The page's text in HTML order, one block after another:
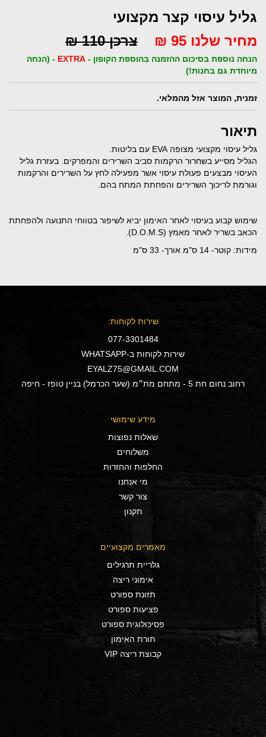
גליל עיסוי קצר מקצועי
מחיר שלנו 95 ₪
צרכן 110 ₪
הנחה נוספת בסיכום ההזמנה בהוספת הקופון - EXTRA - (הנחה
מיוחדת גם בחנות!)
זמנית, המוצר אזל מהמלאי.
תיאור
גליל עיסוי מקצועי מצופה EVA עם בליטות.
הגליל מסייע בשחרור הרקמות סביב השרירים והמפרקים. בעזרת גליל
העיסוי מבצעים פעולת עיסוי אשר מפעילה לחץ על השרירים והרקמות
וגורמת לריכוך השרירים והפחתת המתח בהם.
שימוש קבוע בעיסוי לאחר האימון יביא לשיפור בטווחי התנועה ולהפחתת
הכאב בשריר לאחר מאמץ (D.O.M.S).
מידות: קוטר- 14 ס"מ אורך- 33 ס"מ
שירות לקוחות:
077-3301484
שירות לקוחות ב-WHATSAPP
EYALZ75@GMAIL.COM
רחוב נחום חת 5 - מתחם מת״מ (שער הכרמל) בניין טופז - חיפה
מידע שימושי
שאלות נפוצות
משלוחים
החלפות והחזרות
מי אנחנו
צור קשר
תקנון
מאמרים מקצועיים
גלריית תרגילים
אימוני ריצה
תזונת ספורט
פציעות ספורט
פסיכולוגית ספורט
תורת האימון
קבוצת ריצה VIP